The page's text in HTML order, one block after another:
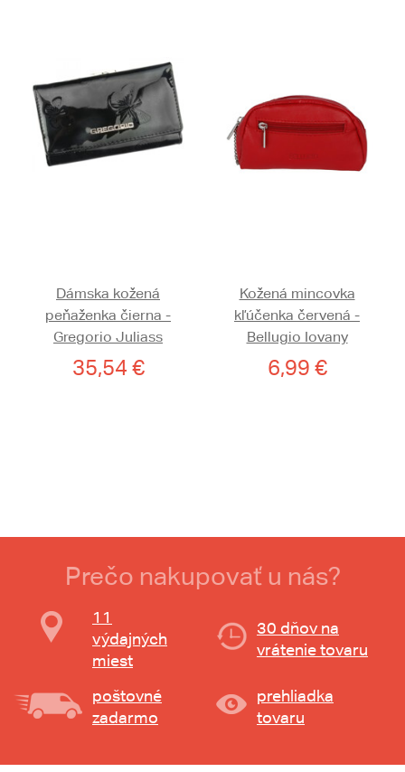
Dámska kožená
peňaženka čierna -
Gregorio Juliass
35,54 €
Kožená mincovka
kľúčenka červená -
Bellugio Iovany
6,99 €
Prečo nakupovať u nás?
11
výdajných
miest
30 dňov na
vrátenie tovaru
poštovné
zadarmo
prehliadka
tovaru